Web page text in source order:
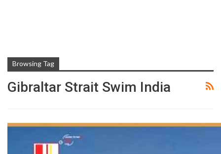
Browsing Tag
Gibraltar Strait Swim India